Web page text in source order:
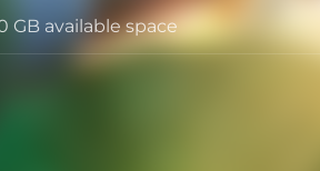
GB available space